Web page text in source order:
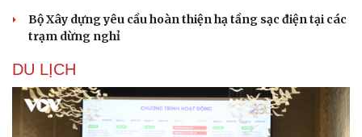
Bộ Xây dựng yêu cầu hoàn thiện hạ tầng sạc điện tại các
trạm dừng nghỉ
DU LỊCH